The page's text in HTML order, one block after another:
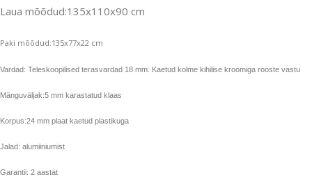
Laua mõõdud:135x110x90 cm
Paki mõõdud:135x77x22 cm
Vardad: Teleskoopilised terasvardad 18 mm. Kaetud kolme kihilise kroomiga rooste vastu
Mänguväljak:5 mm karastatud klaas
Korpus:24 mm plaat kaetud plastikuga
Jalad: alumiiniumist
Garantii: 2 aastat